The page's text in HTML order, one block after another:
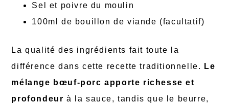
Sel et poivre du moulin
100ml de bouillon de viande (facultatif)
La qualité des ingrédients fait toute la
différence dans cette recette traditionnelle.
Le
mélange bœuf-porc apporte richesse et
profondeur à la sauce, tandis que le beurre,